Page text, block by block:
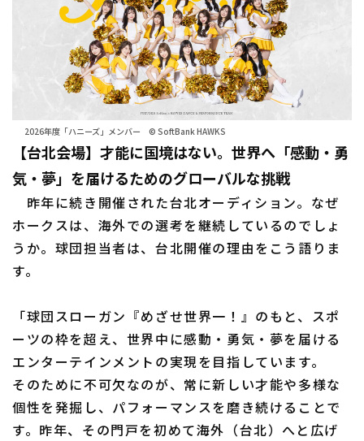
2026年度「ハニーズ」メンバー © SoftBank HAWKS
【台北会場】才能に国境はない。世界へ「感動・勇
気・夢」を届けるためのグローバルな挑戦
昨年に続き開催された台北オーディション。なぜ
ホークスは、海外での選考を継続しているのでしょ
うか。球団担当者は、台北開催の理由をこう語りま
す。
「球団スローガン『めざせ世界一！』のもと、スポ
ーツの枠を超え、世界中に感動・勇気・夢を届ける
エンターテインメントの実現を目指しています。
そのために不可欠なのが、常に新しい才能や多様な
個性を発掘し、パフォーマンスを磨き続けることで
す。昨年、その門戸を初めて海外（台北）へと広げ